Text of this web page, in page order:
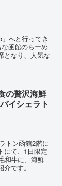
へと行ってき
函館のらーめ
となり、人気な
の贅沢海鮮
イシェラト
トン函館2階に
て、1日限定
和牛に、海鮮
です。